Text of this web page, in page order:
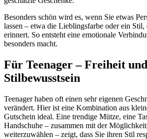
Besonders schön wird es, wenn Sie etwas
lassen – etwa die Lieblingsfarbe oder ein Stil,
erinnert. So entsteht eine emotionale
besonders macht.
Für Teenager – Freiheit und
Stilbewusstsein
Teenager haben oft einen sehr eigenen
verändert. Hier ist eine Kombination aus
Gutschein ideal. Eine trendige Mütze, eine
Handschuhe – zusammen mit der
weiterzuwählen – zeigt, dass Sie ihren Stil